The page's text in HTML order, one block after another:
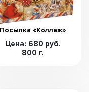
Посылка «Коллаж»
Цена: 680 руб.
800 г.